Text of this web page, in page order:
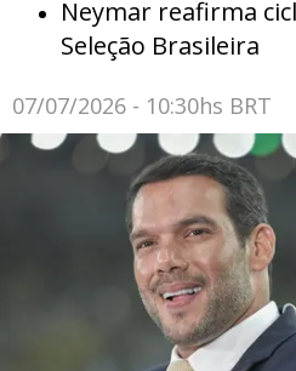
Neymar reafirma
Seleção Brasileira
07/07/2026 - 10:30hs BRT